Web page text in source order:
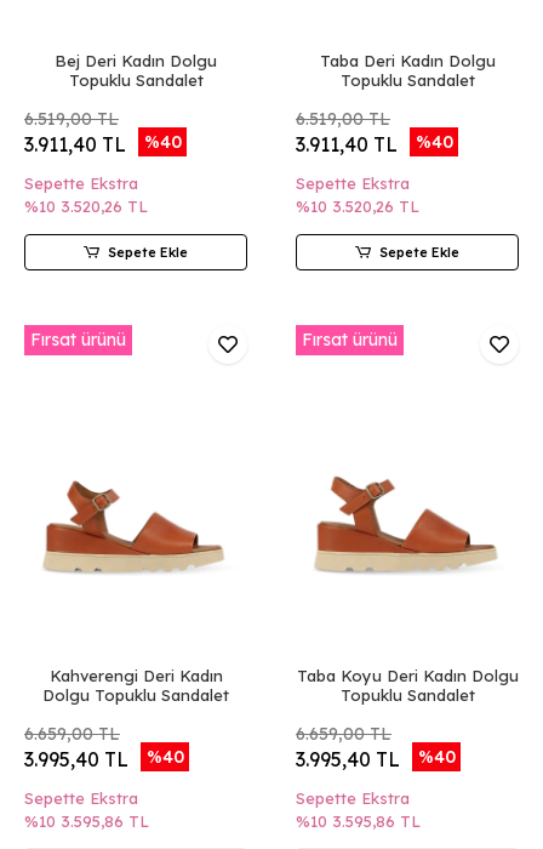
Bej Deri Kadın Dolgu
Topuklu Sandalet
6.519,00 TL
3.911,40 TL %40
Sepette Ekstra
%10 3.520,26 TL
Sepete Ekle
Taba Deri Kadın Dolgu
Topuklu Sandalet
6.519,00 TL
3.911,40 TL %40
Sepette Ekstra
%10 3.520,26 TL
Sepete Ekle
Fırsat ürünü
Kahverengi Deri Kadın
Dolgu Topuklu Sandalet
6.659,00 TL
3.995,40 TL %40
Sepette Ekstra
%10 3.595,86 TL
Fırsat ürünü
Taba Koyu Deri Kadın Dolgu
Topuklu Sandalet
6.659,00 TL
3.995,40 TL %40
Sepette Ekstra
%10 3.595,86 TL